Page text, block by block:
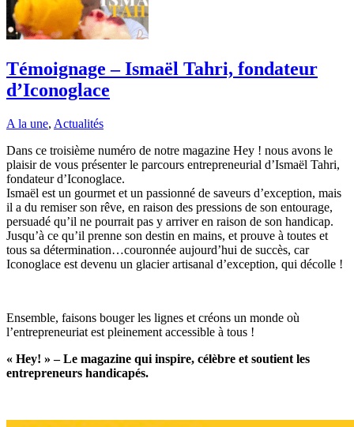
Témoignage – Ismaël Tahri, fondateur
d’Iconoglace
A la une, Actualités
Dans ce troisième numéro de notre magazine Hey ! nous avons le
plaisir de vous présenter le parcours entrepreneurial d’Ismaël Tahri,
fondateur d’Iconoglace.
Ismaël est un gourmet et un passionné de saveurs d’exception, mais
il a du remiser son rêve, en raison des pressions de son entourage,
persuadé qu’il ne pourrait pas y arriver en raison de son handicap.
Jusqu’à ce qu’il prenne son destin en mains, et prouve à toutes et
tous sa détermination…couronnée aujourd’hui de succès, car
Iconoglace est devenu un glacier artisanal d’exception, qui décolle !
Ensemble, faisons bouger les lignes et créons un monde où
l’entrepreneuriat est pleinement accessible à tous !
« Hey! » – Le magazine qui inspire, célèbre et soutient les
entrepreneurs handicapés.